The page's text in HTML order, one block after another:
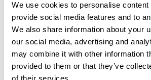
We use cookies to personalise content
provide social media features and to
We also share information about your
our social media, advertising and
may combine it with other information
provided to them or that they’ve
of their services.
avtal
Åtgärder och avtal vid
anställning